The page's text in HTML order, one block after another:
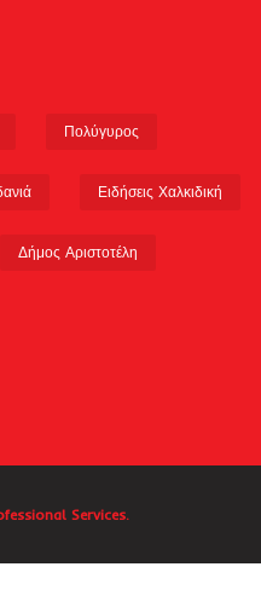
Πολύγυρος
Ειδήσεις Χαλκιδική
Δήμος Αριστοτέλη
Services.